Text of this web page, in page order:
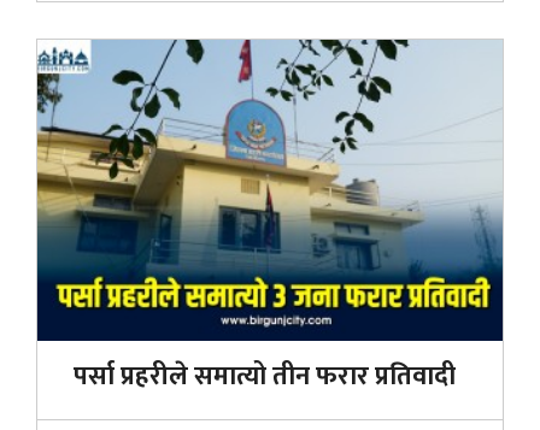
पर्सा प्रहरीले समात्यो तीन फरार प्रतिवादी